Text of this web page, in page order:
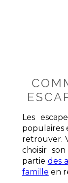
Les
populaires
retrouver.
choisir
partie des
famille en